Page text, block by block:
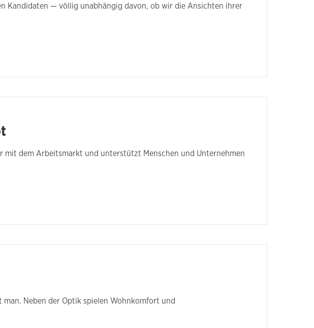
Kandidaten — völlig unabhängig davon, ob wir die Ansichten ihrer
mit dem Arbeitsmarkt und unterstützt Menschen und Unternehmen
Neben der Optik spielen Wohnkomfort und